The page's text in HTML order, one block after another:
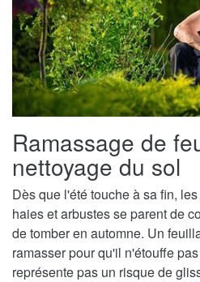
Ramassage de
nettoyage du sol
Dès que l'été touche à sa fin,
haies et arbustes se parent de
de tomber en automne. Un
ramasser pour qu'il n'étouffe
représente pas un risque de